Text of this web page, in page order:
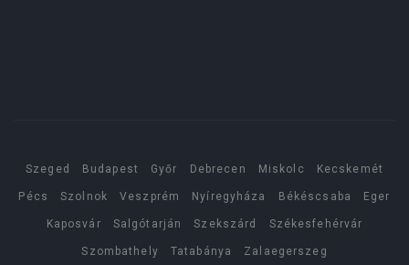
Szeged Budapest Győr Debrecen Miskolc Kecskemét
Pécs Szolnok Veszprém Nyíregyháza Békéscsaba Eger
Kaposvár Salgótarján Szekszárd Székesfehérvár
Szombathely Tatabánya Zalaegerszeg